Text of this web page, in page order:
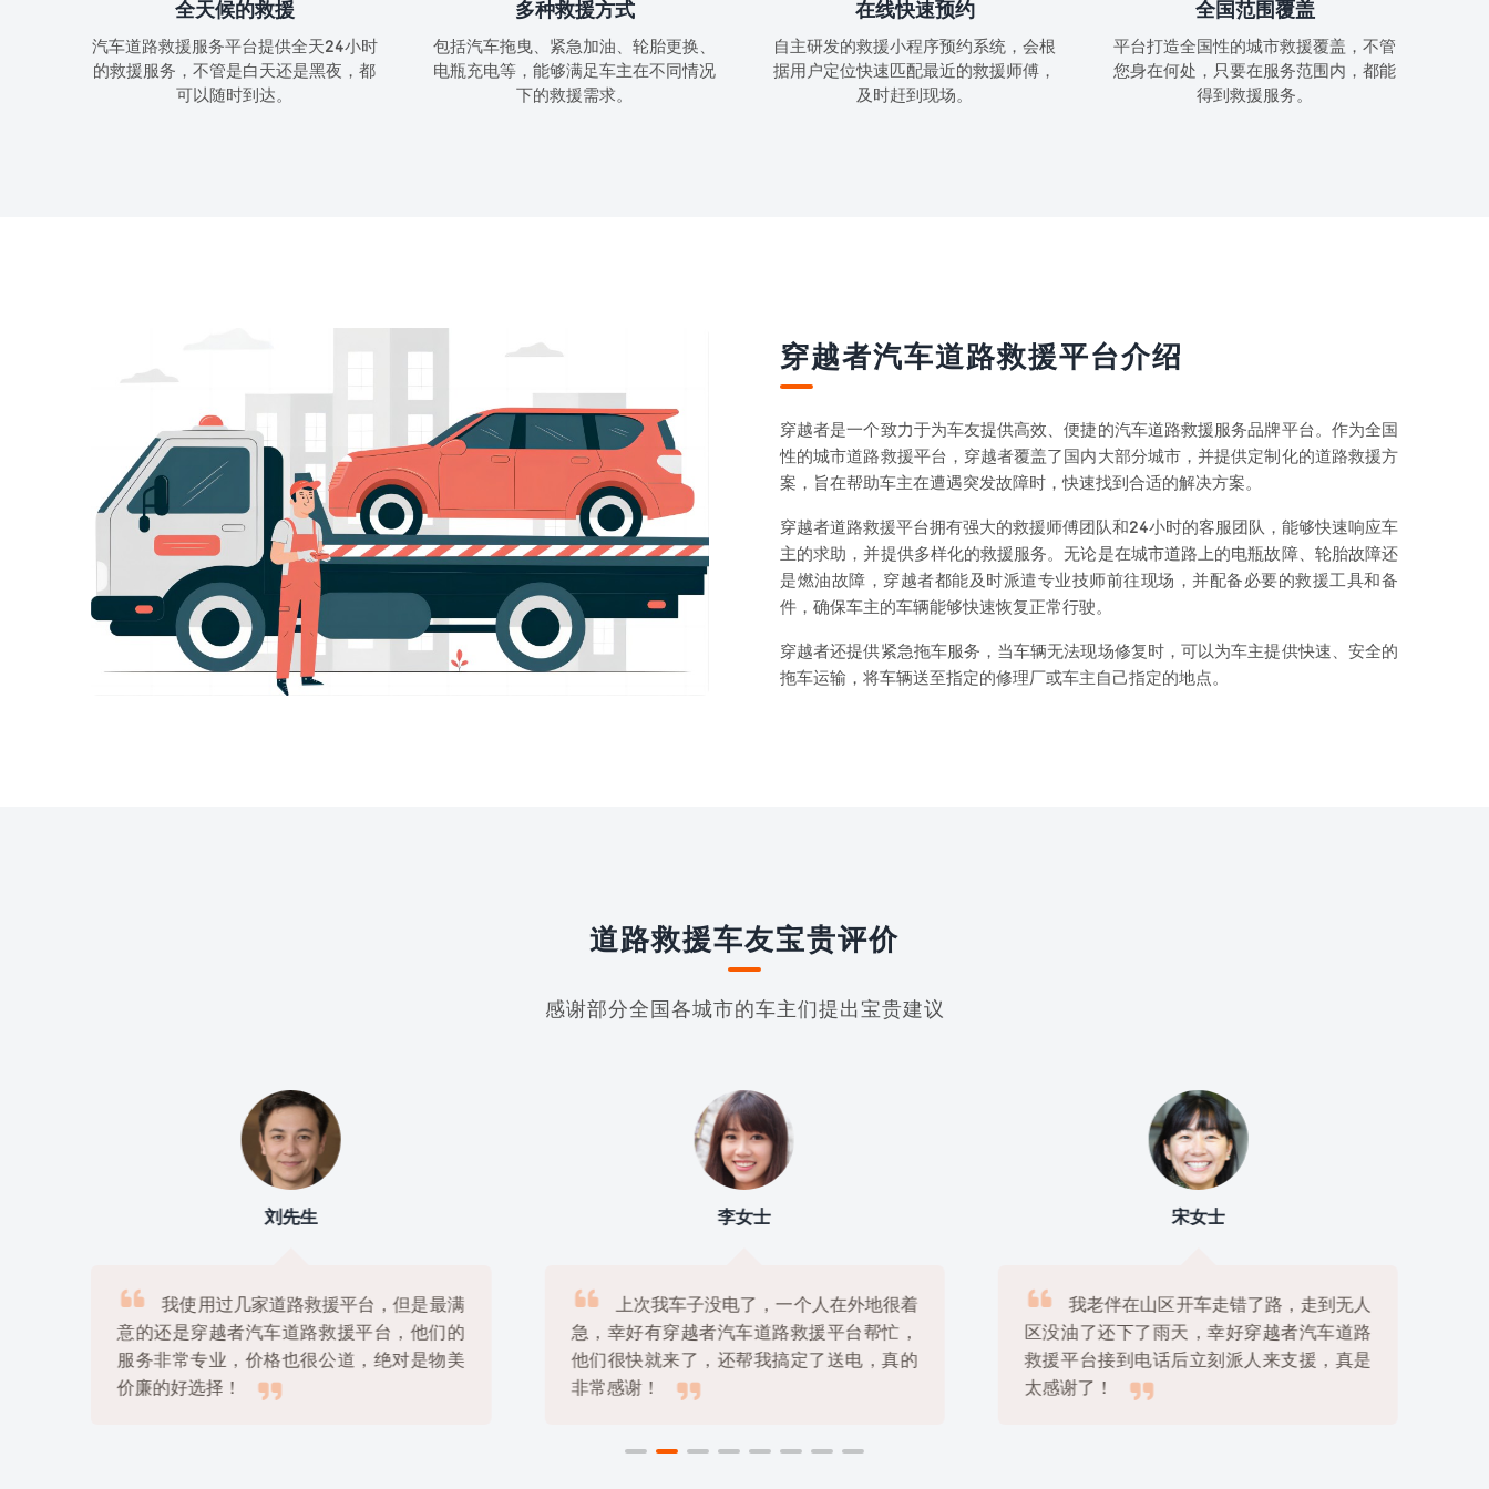
全天候的救援
汽车道路救援服务平台提供全天24小时
的救援服务，不管是白天还是黑夜，都
可以随时到达。
多种救援方式
包括汽车拖曳、紧急加油、轮胎更换、
电瓶充电等，能够满足车主在不同情况
下的救援需求。
在线快速预约
自主研发的救援小程序预约系统，会根
据用户定位快速匹配最近的救援师傅，
及时赶到现场。
全国范围覆盖
平台打造全国性的城市救援覆盖，不管
您身在何处，只要在服务范围内，都能
得到救援服务。
穿越者汽车道路救援平台介绍
穿越者是一个致力于为车友提供高效、便捷的汽车道路救援服务品牌平台。作为全国
性的城市道路救援平台，穿越者覆盖了国内大部分城市，并提供定制化的道路救援方
案，旨在帮助车主在遭遇突发故障时，快速找到合适的解决方案。
穿越者道路救援平台拥有强大的救援师傅团队和24小时的客服团队，能够快速响应车
主的求助，并提供多样化的救援服务。无论是在城市道路上的电瓶故障、轮胎故障还
是燃油故障，穿越者都能及时派遣专业技师前往现场，并配备必要的救援工具和备
件，确保车主的车辆能够快速恢复正常行驶。
穿越者还提供紧急拖车服务，当车辆无法现场修复时，可以为车主提供快速、安全的
拖车运输，将车辆送至指定的修理厂或车主自己指定的地点。
道路救援车友宝贵评价
感谢部分全国各城市的车主们提出宝贵建议
刘先生

我使用过几家道路救援平台，但是最满
意的还是穿越者汽车道路救援平台，他们的
服务非常专业，价格也很公道，绝对是物美
价廉的好选择！

李女士

上次我车子没电了，一个人在外地很着
急，幸好有穿越者汽车道路救援平台帮忙，
他们很快就来了，还帮我搞定了送电，真的
非常感谢！

宋女士

我老伴在山区开车走错了路，走到无人
区没油了还下了雨天，幸好穿越者汽车道路
救援平台接到电话后立刻派人来支援，真是
太感谢了！
